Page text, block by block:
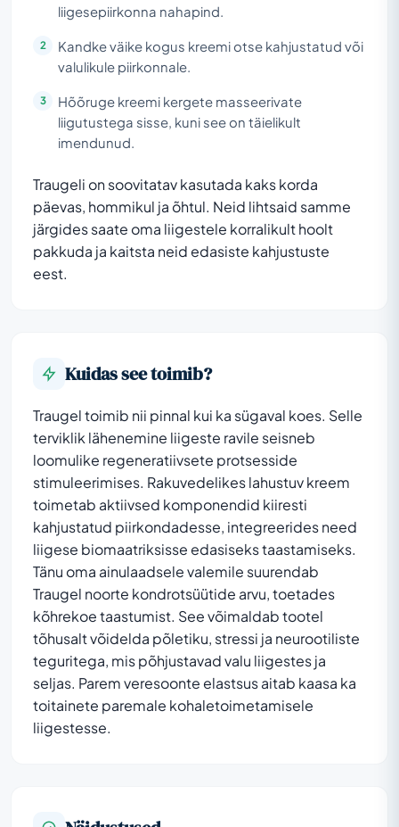
liigesepiirkonna nahapind.
Kandke väike kogus kreemi otse kahjustatud või
valulikule piirkonnale.
Hõõruge kreemi kergete masseerivate
liigutustega sisse, kuni see on täielikult
imendunud.
Traugeli on soovitatav kasutada kaks korda
päevas, hommikul ja õhtul. Neid lihtsaid samme
järgides saate oma liigestele korralikult hoolt
pakkuda ja kaitsta neid edasiste kahjustuste
eest.
Kuidas see toimib?
Traugel toimib nii pinnal kui ka sügaval koes. Selle
terviklik lähenemine liigeste ravile seisneb
loomulike regeneratiivsete protsesside
stimuleerimises. Rakuvedelikes lahustuv kreem
toimetab aktiivsed komponendid kiiresti
kahjustatud piirkondadesse, integreerides need
liigese biomaatriksisse edasiseks taastamiseks.
Tänu oma ainulaadsele valemile suurendab
Traugel noorte kondrotsüütide arvu, toetades
kõhrekoe taastumist. See võimaldab tootel
tõhusalt võidelda põletiku, stressi ja neurootiliste
teguritega, mis põhjustavad valu liigestes ja
seljas. Parem veresoonte elastsus aitab kaasa ka
toitainete paremale kohaletoimetamisele
liigestesse.